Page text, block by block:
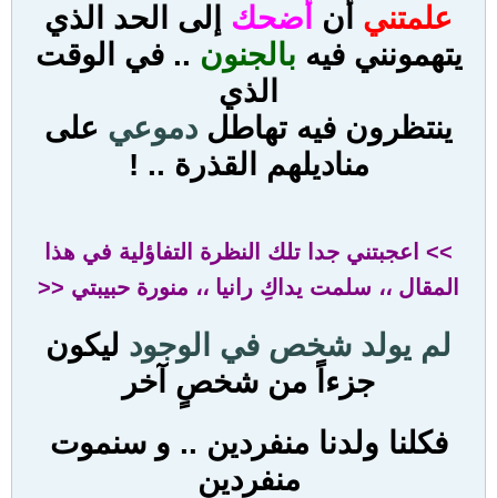
علمتني أن أضحك إلى الحد الذي
يتهمونني فيه بالجنون .. في الوقت
الذي
ينتظرون فيه تهاطل دموعي على
مناديلهم القذرة .. !
>> اعجبتني جدا تلك النظرة التفاؤلية في هذا
المقال ،، سلمت يداكِ رانيا ،، منورة حبيبتي <<
لم يولد شخص في الوجود ليكون
جزءاً من شخصٍ آخر
فكلنا ولدنا منفردين .. و سنموت
منفردين